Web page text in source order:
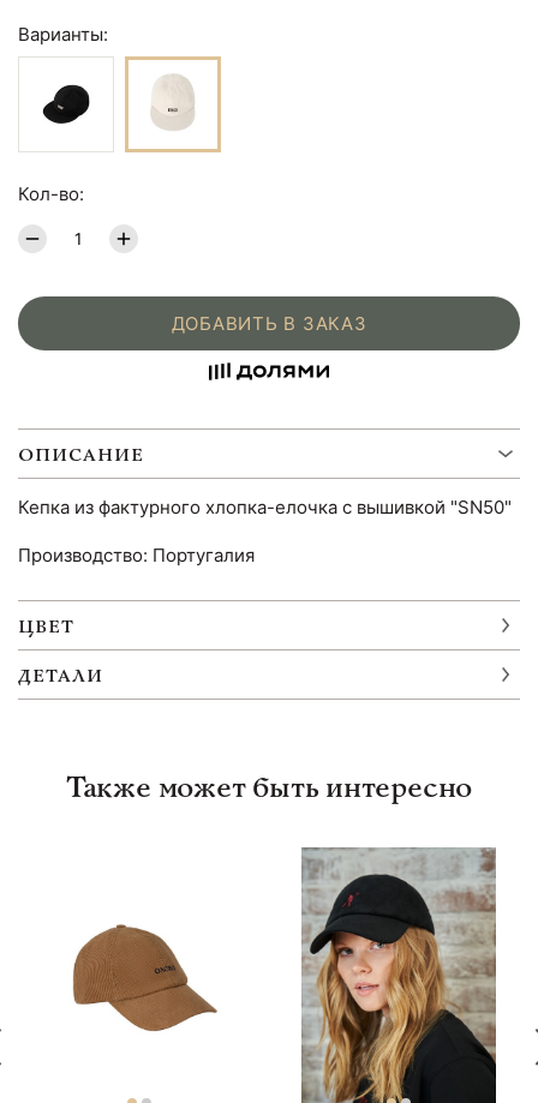
Варианты:
Кол-во:
ДОБАВИТЬ В ЗАКАЗ
ОПИСАНИЕ
Кепка из фактурного хлопка-елочка с вышивкой "SN50"
Производство: Португалия
ЦВЕТ
ДЕТАЛИ
Также может быть интересно